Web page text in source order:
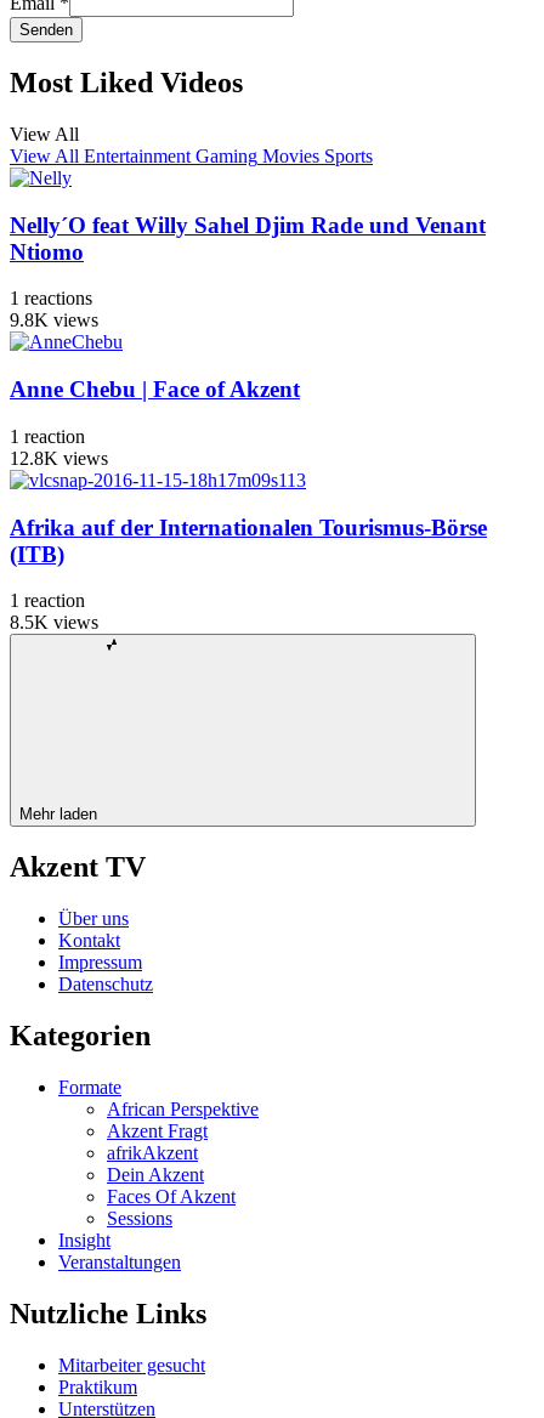
Senden
Most Liked Videos
View All
View All Entertainment Gaming Movies Sports
Nelly´O feat Willy Sahel Djim Rade und Venant
Ntiomo
1 reactions
9.8K views
Anne Chebu | Face of Akzent
1 reaction
12.8K views
Afrika auf der Internationalen Tourismus-Börse
(ITB)
1 reaction
8.5K views
Mehr laden
Akzent TV
Über uns
Kontakt
Impressum
Datenschutz
Kategorien
Formate
African Perspektive
Akzent Fragt
afrikAkzent
Dein Akzent
Faces Of Akzent
Sessions
Insight
Veranstaltungen
Nutzliche Links
Mitarbeiter gesucht
Praktikum
Unterstützen